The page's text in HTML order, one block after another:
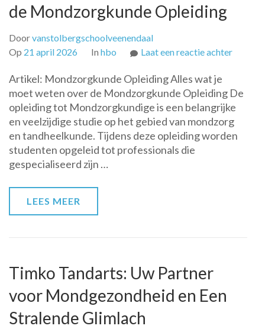
de Mondzorgkunde Opleiding
Doorvanstolbergschoolveenendaal
Op 21 april 2026 In hbo Laat een reactie achterop
Wereld
van
de
Artikel: Mondzorgkunde Opleiding Alles wat je
moet weten over de Mondzorgkunde Opleiding De
opleiding tot Mondzorgkundige is een belangrijke
en veelzijdige studie op het gebied van mondzorg
en tandheelkunde. Tijdens deze opleiding worden
studenten opgeleid tot professionals die
gespecialiseerd zijn …
LEES MEER
Timko Tandarts: Uw Partner
voor Mondgezondheid en Een
Stralende Glimlach